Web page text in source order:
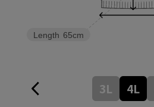
Length 65cm
3L 4L